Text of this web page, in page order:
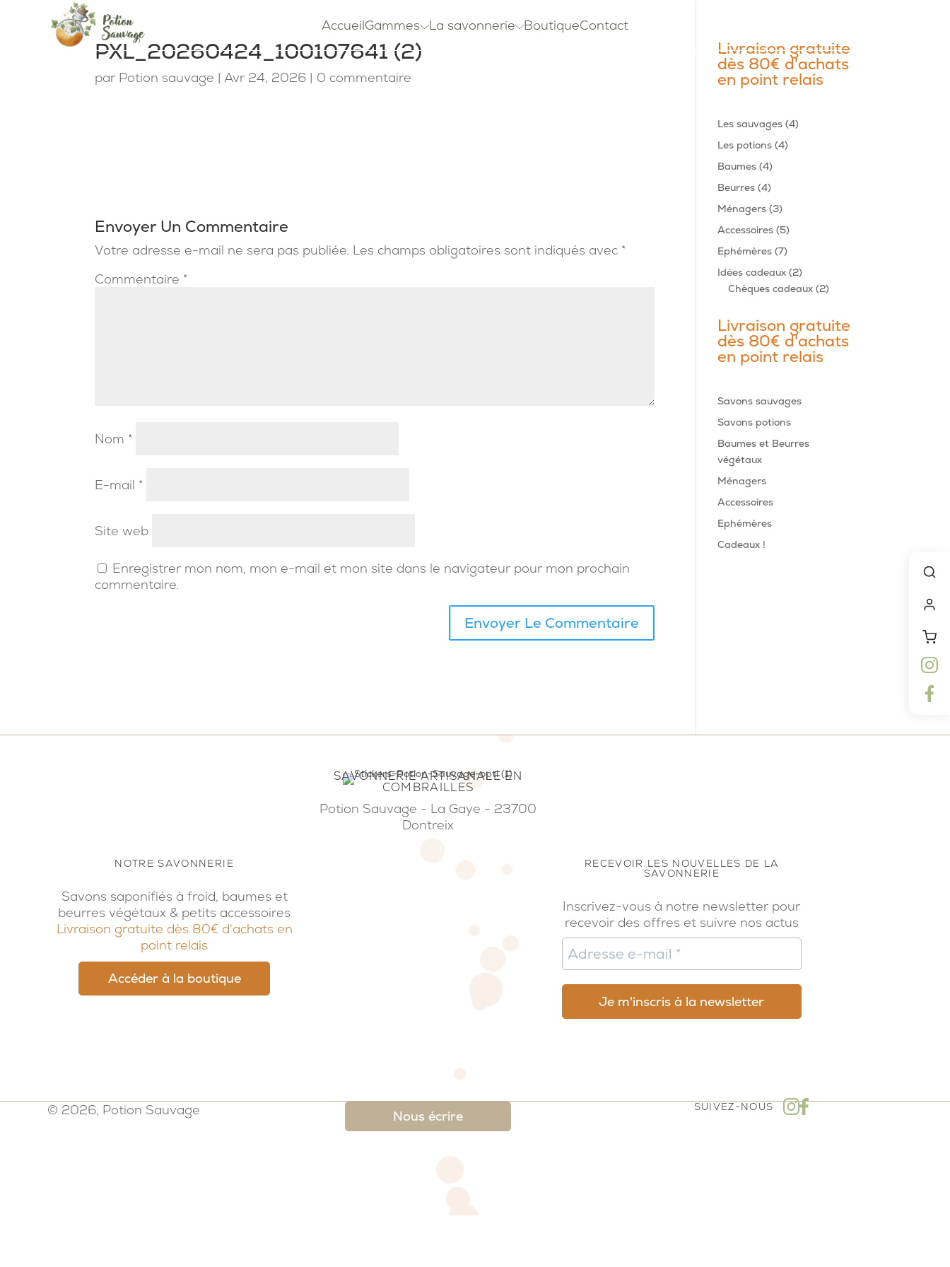
AccueilGammes La savonnerie BoutiqueContact
PXL_20260424_100107641 (2)
par Potion sauvage |Avr 24, 2026 | 0 commentaire
Envoyer Un Commentaire
Votre adresse e-mail ne sera pas publiée. Les champs obligatoires sont indiqués avec *
Commentaire *
Nom *
E-mail *
Site web
Enregistrer mon nom, mon e-mail et mon site dans le navigateur pour mon prochain
commentaire.
Livraison gratuite
dès 80€ d'achats
en point relais
Les sauvages 44
Les potions 44
Baumes 44
produits
Beurres 44
produits
Ménagers 33
produits
Accessoires 55
produits
Ephémères 77
produits
Idées cadeaux 22
produits
Chèques cadeaux 22
Livraison gratuite
dès 80€ d'achats
en point relais
Savons sauvages
Savons potions
Baumes et Beurres
végétaux
Ménagers
Accessoires
Ephémères
Cadeaux !
NOTRE SAVONNERIE
Savons saponifiés à froid, baumes et
beurres végétaux & petits accessoires
Livraison gratuite dès 80€ d'achats en
point relais
Accéder à la boutique
SAVONNERIE ARTISANALE EN
COMBRAILLES
Potion Sauvage - La Gaye - 23700
Dontreix
RECEVOIR LES NOUVELLES DE LA
SAVONNERIE
Inscrivez-vous à notre newsletter pour
recevoir des offres et suivre nos actus
© 2026, Potion Sauvage Nous écrire
SUIVEZ-NOUS